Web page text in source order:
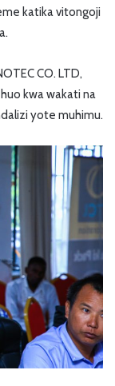
katika vitongoji
CO. LTD,
kwa wakati na
yote muhimu.